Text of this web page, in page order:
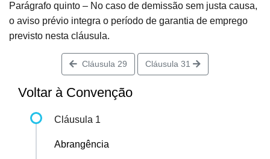
Parágrafo quinto – No caso de demissão sem justa causa,
o aviso prévio integra o período de garantia de emprego
previsto nesta cláusula.
Cláusula 29 Cláusula 31
Voltar à Convenção
Cláusula 1
Abrangência